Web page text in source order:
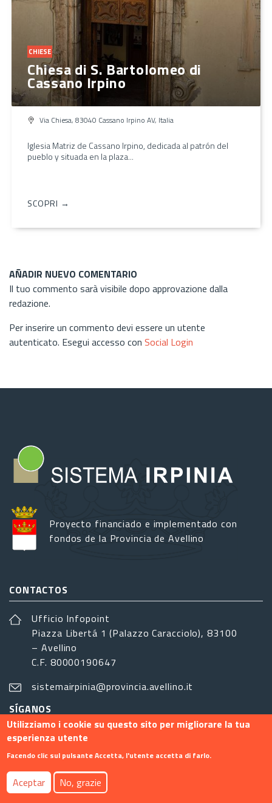
CHIESE
Chiesa di S. Bartolomeo di
Cassano Irpino
Via Chiesa, 83040 Cassano Irpino AV, Italia
Iglesia Matriz de Cassano Irpino, dedicada al patrón del
pueblo y situada en la plaza...
SCOPRI →
AÑADIR NUEVO COMENTARIO
Il tuo commento sarà visibile dopo approvazione dalla
redazione.
Per inserire un commento devi essere un utente
autenticato. Esegui accesso con Social Login
Proyecto financiado e implementado con
fondos de la Provincia de Avellino
CONTACTOS
Ufficio Infopoint
Piazza Libertá 1 (Palazzo Caracciolo), 83100
– Avellino
C.F. 80000190647
sistemairpinia@provincia.avellino.it
SÍGANOS
Footer menu
Contacto Info
Utilizziamo i cookie su questo sito per migliorare la tua
esperienza utente
Facendo clic sul pulsante Accetta, l'utente accetta di farlo.
Aceptar No, grazie